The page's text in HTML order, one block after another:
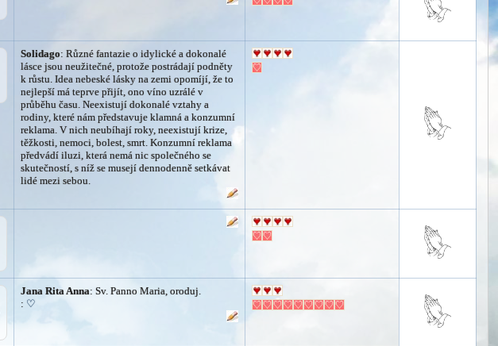
Solidago: Různé fantazie o idylické a dokonalé
lásce jsou neužitečné, protože postrádají podněty
k růstu. Idea nebeské lásky na zemi opomíjí, že to
nejlepší má teprve přijít, ono víno uzrálé v
průběhu času. Neexistují dokonalé vztahy a
rodiny, které nám představuje klamná a konzumní
reklama. V nich neubíhají roky, neexistují krize,
těžkosti, nemoci, bolest, smrt. Konzumní reklama
předvádí iluzi, která nemá nic společného se
skutečností, s níž se musejí dennodenně setkávat
lidé mezi sebou.
Jana Rita Anna: Sv. Panno Maria, oroduj.
: ♡